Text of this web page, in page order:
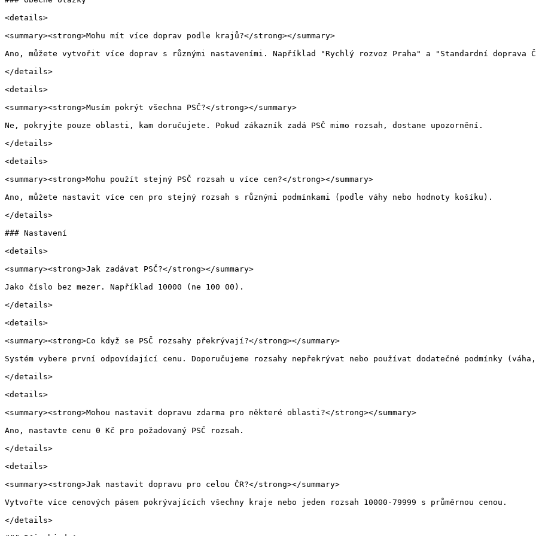
<details>
<summary><strong>Mohu mít více doprav podle krajů?</strong></summary>
Ano, můžete vytvořit více doprav s různými nastaveními. Například "Rychlý rozvoz Praha" a "Standardní doprava
</details>
<details>
<summary><strong>Musím pokrýt všechna PSČ?</strong></summary>
Ne, pokryjte pouze oblasti, kam doručujete. Pokud zákazník zadá PSČ mimo rozsah, dostane upozornění.
</details>
<details>
<summary><strong>Mohu použít stejný PSČ rozsah u více cen?</strong></summary>
Ano, můžete nastavit více cen pro stejný rozsah s různými podmínkami (podle váhy nebo hodnoty košíku).
</details>
### Nastavení
<details>
<summary><strong>Jak zadávat PSČ?</strong></summary>
Jako číslo bez mezer. Například 10000 (ne 100 00).
</details>
<details>
<summary><strong>Co když se PSČ rozsahy překrývají?</strong></summary>
Systém vybere první odpovídající cenu. Doporučujeme rozsahy nepřekrývat nebo používat dodatečné podmínky
</details>
<details>
<summary><strong>Mohou nastavit dopravu zdarma pro některé oblasti?</strong></summary>
Ano, nastavte cenu 0 Kč pro požadovaný PSČ rozsah.
</details>
<details>
<summary><strong>Jak nastavit dopravu pro celou ČR?</strong></summary>
Vytvořte více cenových pásem pokrývajících všechny kraje nebo jeden rozsah 10000-79999 s průměrnou cenou.
</details>